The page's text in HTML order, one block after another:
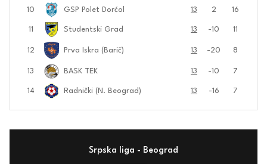
10 GSP Polet Dorćol 13 2 16
11 Studentski Grad 13 -10 11
12 Prva Iskra (Barič) 13 -20 8
13 BASK TEK 13 -10 7
14 Radnički (N. Beograd) 13 -16 7
Srpska liga - Beograd